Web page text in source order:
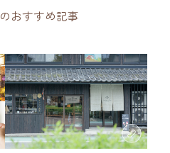
のおすすめ記事